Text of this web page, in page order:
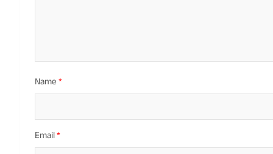
Name*
Email*